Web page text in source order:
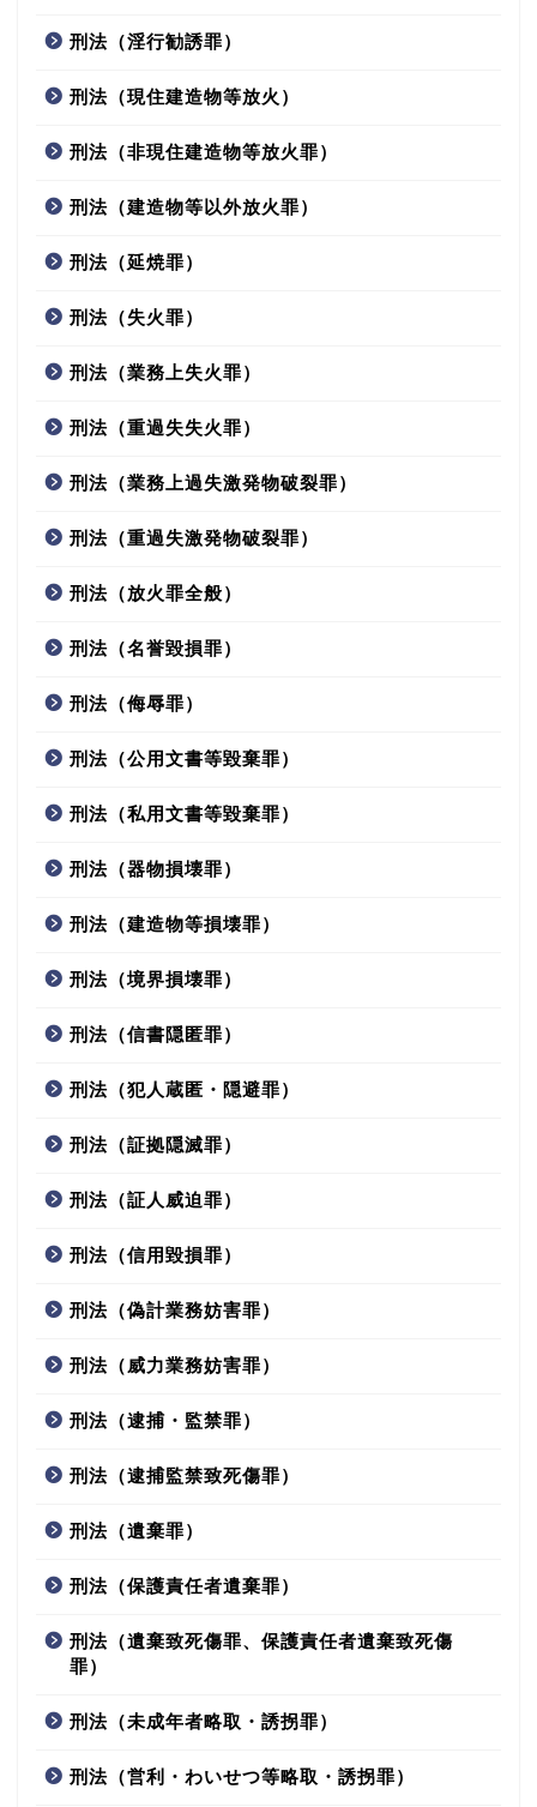
刑法（淫行勧誘罪）
刑法（現住建造物等放火）
刑法（非現住建造物等放火罪）
刑法（建造物等以外放火罪）
刑法（延焼罪）
刑法（失火罪）
刑法（業務上失火罪）
刑法（重過失失火罪）
刑法（業務上過失激発物破裂罪）
刑法（重過失激発物破裂罪）
刑法（放火罪全般）
刑法（名誉毀損罪）
刑法（侮辱罪）
刑法（公用文書等毀棄罪）
刑法（私用文書等毀棄罪）
刑法（器物損壊罪）
刑法（建造物等損壊罪）
刑法（境界損壊罪）
刑法（信書隠匿罪）
刑法（犯人蔵匿・隠避罪）
刑法（証拠隠滅罪）
刑法（証人威迫罪）
刑法（信用毀損罪）
刑法（偽計業務妨害罪）
刑法（威力業務妨害罪）
刑法（逮捕・監禁罪）
刑法（逮捕監禁致死傷罪）
刑法（遺棄罪）
刑法（保護責任者遺棄罪）
刑法（遺棄致死傷罪、保護責任者遺棄致死傷
罪）
刑法（未成年者略取・誘拐罪）
刑法（営利・わいせつ等略取・誘拐罪）